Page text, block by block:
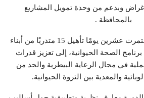
وبدعم من وحدة تمويل المشاريع
بالمحافظة .
وهدفت الدورة، التي استمرت عشرين يومًا تأهيل 15 متدربًا من أبناء
الصحة الحيوانية، إلى تعزيز قدرات
في مجال الرعاية البيطرية والحد من
والمعدية بين الثروة الحيوانية.